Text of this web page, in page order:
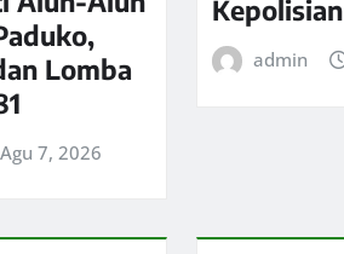
Lomba
Agu 7, 2026
Kepolisian
admin